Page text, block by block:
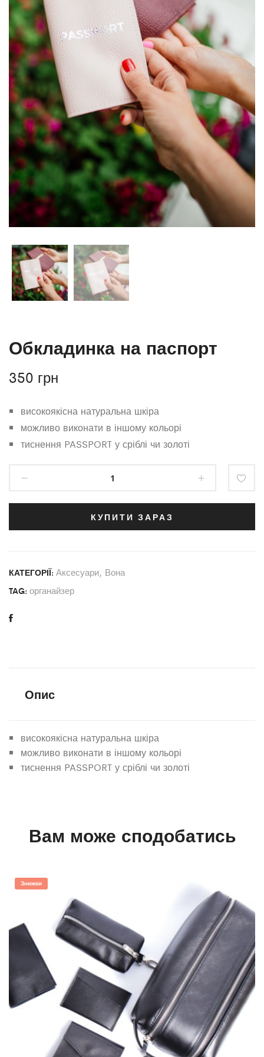
Обкладинка на паспорт
350 грн
високоякісна натуральна шкіра
можливо виконати в іншому кольорі
тиснення PASSPORT у сріблі чи золоті
КУПИТИ ЗАРАЗ
КАТЕГОРІЇ: Аксесуари, Вона
TAG: органайзер
Опис
високоякісна натуральна шкіра
можливо виконати в іншому кольорі
тиснення PASSPORT у сріблі чи золоті
Вам може сподобатись
Знижки